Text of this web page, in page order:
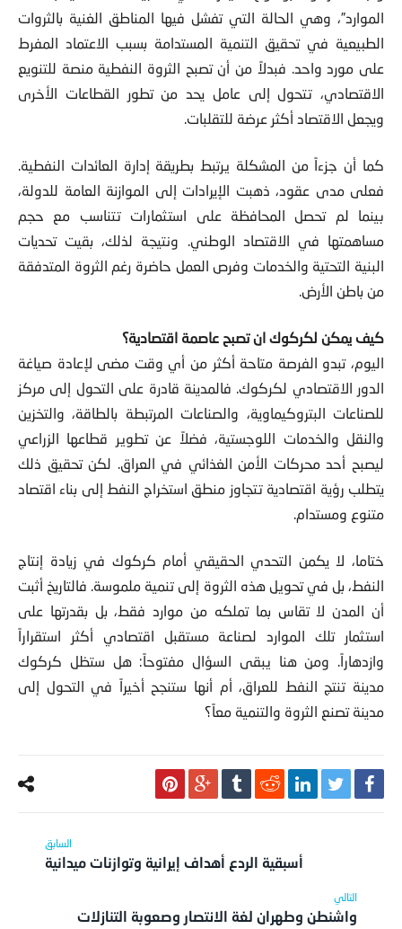
الموارد”، وهي الحالة التي تفشل فيها المناطق الغنية بالثروات
الطبيعية في تحقيق التنمية المستدامة بسبب الاعتماد المفرط
على مورد واحد. فبدلاً من أن تصبح الثروة النفطية منصة للتنويع
الاقتصادي، تتحول إلى عامل يحد من تطور القطاعات الأخرى
ويجعل الاقتصاد أكثر عرضة للتقلبات.
كما أن جزءاً من المشكلة يرتبط بطريقة إدارة العائدات النفطية.
فعلى مدى عقود، ذهبت الإيرادات إلى الموازنة العامة للدولة،
بينما لم تحصل المحافظة على استثمارات تتناسب مع حجم
مساهمتها في الاقتصاد الوطني. ونتيجة لذلك، بقيت تحديات
البنية التحتية والخدمات وفرص العمل حاضرة رغم الثروة المتدفقة
من باطن الأرض.
كيف يمكن لكركوك ان تصبح عاصمة اقتصادية؟
اليوم، تبدو الفرصة متاحة أكثر من أي وقت مضى لإعادة صياغة
الدور الاقتصادي لكركوك. فالمدينة قادرة على التحول إلى مركز
للصناعات البتروكيماوية، والصناعات المرتبطة بالطاقة، والتخزين
والنقل والخدمات اللوجستية، فضلاً عن تطوير قطاعها الزراعي
ليصبح أحد محركات الأمن الغذائي في العراق. لكن تحقيق ذلك
يتطلب رؤية اقتصادية تتجاوز منطق استخراج النفط إلى بناء اقتصاد
متنوع ومستدام.
ختاما، لا يكمن التحدي الحقيقي أمام كركوك في زيادة إنتاج
النفط، بل في تحويل هذه الثروة إلى تنمية ملموسة. فالتاريخ أثبت
أن المدن لا تقاس بما تملكه من موارد فقط، بل بقدرتها على
استثمار تلك الموارد لصناعة مستقبل اقتصادي أكثر استقراراً
وازدهاراً. ومن هنا يبقى السؤال مفتوحاً: هل ستظل كركوك
مدينة تنتج النفط للعراق، أم أنها ستنجح أخيراً في التحول إلى
مدينة تصنع الثروة والتنمية معاً؟
أسبقية الردع أهداف إيرانية وتوازنات ميدانية
واشنطن وطهران لغة الانتصار وصعوبة التنازلات